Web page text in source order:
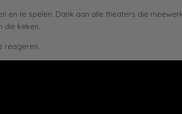
en te spelen. Dank aan alle theaters die
die keken.
reageren.